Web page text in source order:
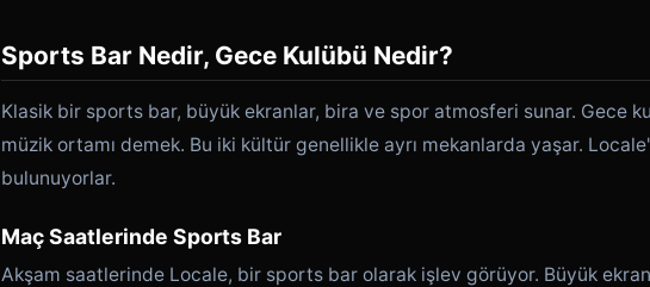
Sports Bar Nedir, Gece Kulübü Nedir?
Klasik bir sports bar, büyük ekranlar, bira ve spor atmosferi sunar. Gece
müzik ortamı demek. Bu iki kültür genellikle ayrı mekanlarda yaşar.
bulunuyorlar.
Maç Saatlerinde Sports Bar
Akşam saatlerinde Locale, bir sports bar olarak işlev görüyor. Büyük